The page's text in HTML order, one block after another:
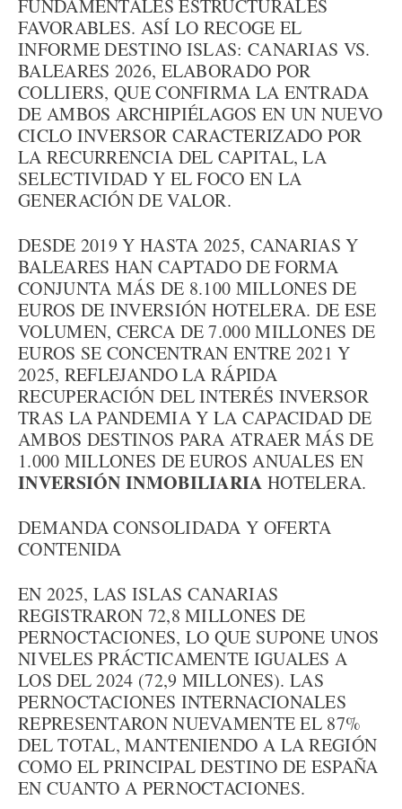
FUNDAMENTALES ESTRUCTURALES
FAVORABLES. ASÍ LO RECOGE EL
INFORME DESTINO ISLAS: CANARIAS VS.
BALEARES 2026, ELABORADO POR
COLLIERS, QUE CONFIRMA LA ENTRADA
DE AMBOS ARCHIPIÉLAGOS EN UN NUEVO
CICLO INVERSOR CARACTERIZADO POR
LA RECURRENCIA DEL CAPITAL, LA
SELECTIVIDAD Y EL FOCO EN LA
GENERACIÓN DE VALOR.
DESDE 2019 Y HASTA 2025, CANARIAS Y
BALEARES HAN CAPTADO DE FORMA
CONJUNTA MÁS DE 8.100 MILLONES DE
EUROS DE INVERSIÓN HOTELERA. DE ESE
VOLUMEN, CERCA DE 7.000 MILLONES DE
EUROS SE CONCENTRAN ENTRE 2021 Y
2025, REFLEJANDO LA RÁPIDA
RECUPERACIÓN DEL INTERÉS INVERSOR
TRAS LA PANDEMIA Y LA CAPACIDAD DE
AMBOS DESTINOS PARA ATRAER MÁS DE
1.000 MILLONES DE EUROS ANUALES EN
INVERSIÓN INMOBILIARIA HOTELERA.
DEMANDA CONSOLIDADA Y OFERTA
CONTENIDA
EN 2025, LAS ISLAS CANARIAS
REGISTRARON 72,8 MILLONES DE
PERNOCTACIONES, LO QUE SUPONE UNOS
NIVELES PRÁCTICAMENTE IGUALES A
LOS DEL 2024 (72,9 MILLONES). LAS
PERNOCTACIONES INTERNACIONALES
REPRESENTARON NUEVAMENTE EL 87%
DEL TOTAL, MANTENIENDO A LA REGIÓN
COMO EL PRINCIPAL DESTINO DE ESPAÑA
EN CUANTO A PERNOCTACIONES.